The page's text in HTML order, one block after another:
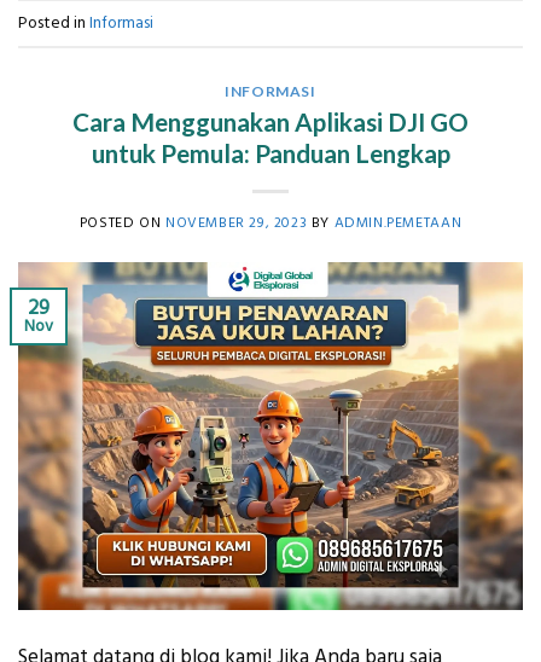
Posted in Informasi
INFORMASI
Cara Menggunakan Aplikasi DJI GO
untuk Pemula: Panduan Lengkap
POSTED ON NOVEMBER 29, 2023 BY ADMIN.PEMETAAN
29
Nov